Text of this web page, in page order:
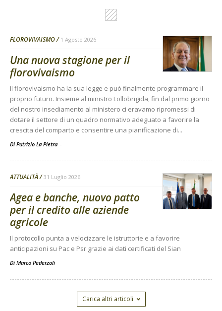
FLOROVIVAISMO 1 Agosto 2026
Una nuova stagione per il
florovivaismo
Il florovivaismo ha la sua legge e può finalmente programmare il
proprio futuro. Insieme al ministro Lollobrigida, fin dal primo giorno
del nostro insediamento al ministero ci eravamo ripromessi di
dotare il settore di un quadro normativo adeguato a favorire la
crescita del comparto e consentire una pianificazione di...
Di Patrizio La Pietra -
ATTUALITÀ 31 Luglio 2026
Agea e banche, nuovo patto
per il credito alle aziende
agricole
Il protocollo punta a velocizzare le istruttorie e a favorire
anticipazioni su Pac e Psr grazie ai dati certificati del Sian
Di Marco Pederzoli
Carica altri articoli